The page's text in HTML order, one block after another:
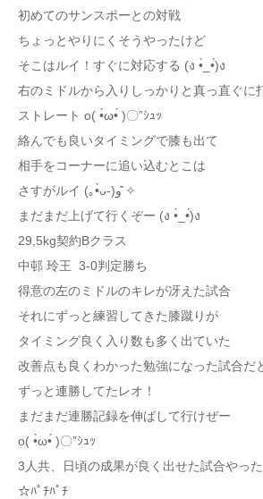
初めてのサンスポーとの対戦
ちょっとやりにくそうやったけど
そこはルイ！すぐに対応する (ง •̀_•́)ง
右のミドルから入りしっかりと真っ直ぐに
ストレート o( •̀ω•́ )〇”ｼｭｯ
絡んでも良いタイミングで膝も出て
相手をコーナーに追い込むとこは
さすがルイ (｡•̀ᴗ-)و ̑̑✧
まだまだ上げて行くぞー (ง •̀_•́)ง
29,5kg契約Bクラス
中邨 玲王 3-0判定勝ち
得意の左のミドルのキレが冴えた試合
それにずっと練習してきた膝蹴りが
タイミング良く入り数も多く出ていた
改善点も良くわかった勉強になった試合だ
ずっと連勝してたレオ！
まだまだ連勝記録を伸ばして行けぜー
o( •̀ω•́ )〇”ｼｭｯ
3人共、日頃の成果が良く出せた試合やった
☆ﾊﾟﾁﾊﾟﾁ